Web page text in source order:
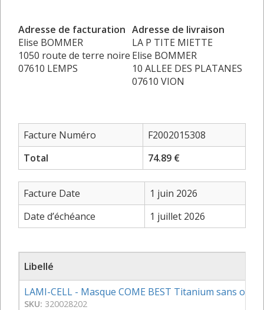
Adresse de facturation
Elise BOMMER
1050 route de terre noire
07610 LEMPS
Adresse de livraison
LA P TITE MIETTE
Elise BOMMER
10 ALLEE DES PLATANES
07610 VION
Facture Numéro
F2002015308
Total
74.89 €
Facture Date
1 juin 2026
Date d’échéance
1 juillet 2026
Libellé
LAMI-CELL - Masque COME BEST Titanium sans
SKU: 320028202